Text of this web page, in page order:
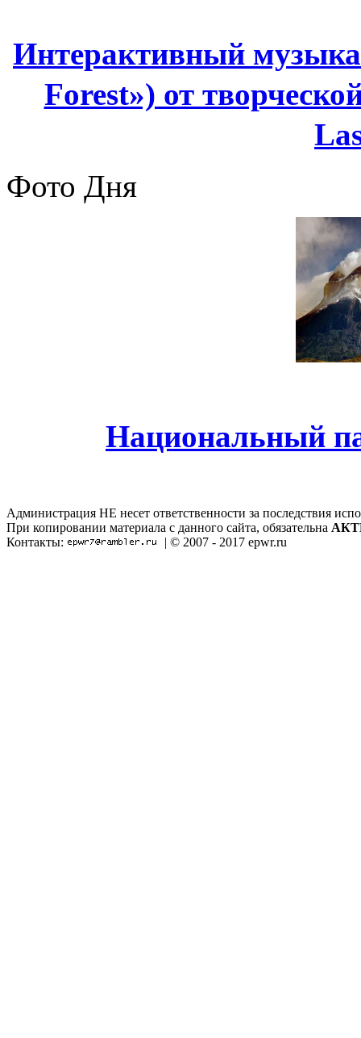
Интерактивный
Forest») от
Фото Дня
Национальный
Администрация НЕ несет ответственности за последствия
При копировании материала с данного сайта, обязательна
Контакты:
| © 2007 - 2017 epwr.ru